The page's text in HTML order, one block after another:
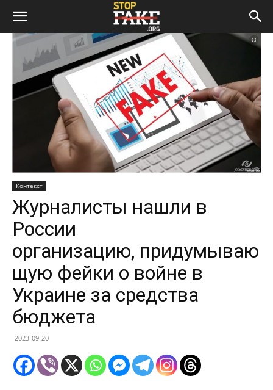
Контекст
Журналисты нашли в
России
организацию, придумываю
щую фейки о войне в
Украине за средства
бюджета
2023-09-20